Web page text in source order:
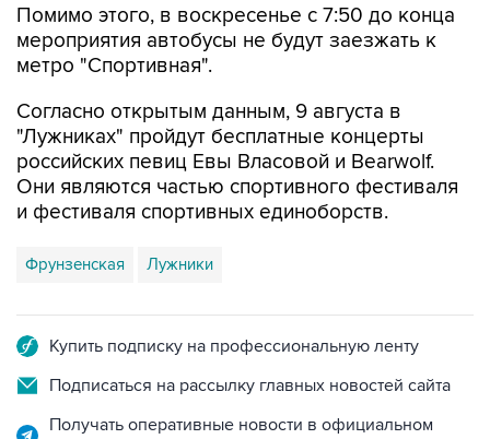
Помимо этого, в воскресенье с 7:50 до конца
мероприятия автобусы не будут заезжать к
метро "Спортивная".
Согласно открытым данным, 9 августа в
"Лужниках" пройдут бесплатные концерты
российских певиц Евы Власовой и Bearwolf.
Они являются частью спортивного фестиваля
и фестиваля спортивных единоборств.
Фрунзенская Лужники
Купить подписку на профессиональную ленту
Подписаться на рассылку главных новостей сайта
Получать оперативные новости в официальном